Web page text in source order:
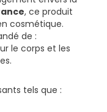
, ce produit
cosmétique.
de :
le corps et les
tels que :